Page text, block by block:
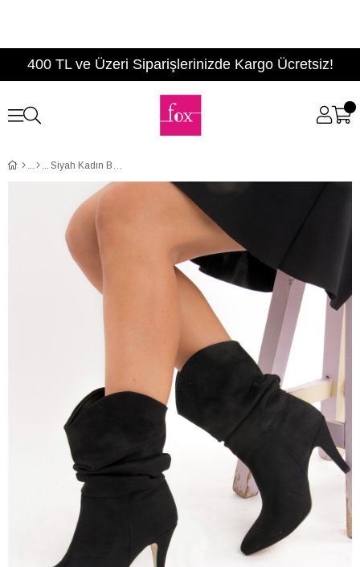
400 TL ve Üzeri Siparişlerinizde Kargo Ücretsiz!
Siyah Kadın Bot E758877202